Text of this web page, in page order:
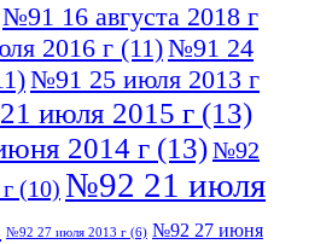
№91 16 августа 2018 г
2016 г (11)№91 24
№91 25 июля 2013 г
июля 2015 г (13)
2014 г (13)№92
(10) №92 21 июля
№92 27 июля 2013 г (6) №92 27 июня